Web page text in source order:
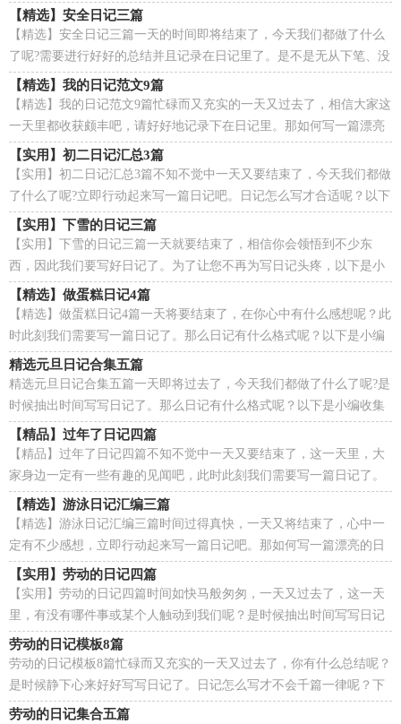
记头疼，下面是小编收集整理的新年日记5篇，仅供参考，...
【精选】安全日记三篇
【精选】安全日记三篇一天的时间即将结束了，今天我们都做了什么
了呢?需要进行好好的总结并且记录在日记里了。是不是无从下笔、没
有头绪？下面是小编帮大家整理的安全日记3篇，仅...
【精选】我的日记范文9篇
【精选】我的日记范文9篇忙碌而又充实的一天又过去了，相信大家这
一天里都收获颇丰吧，请好好地记录下在日记里。那如何写一篇漂亮
的日记呢？下面是小编整理的我的日记9篇，仅供参考...
【实用】初二日记汇总3篇
【实用】初二日记汇总3篇不知不觉中一天又要结束了，今天我们都做
了什么了呢?立即行动起来写一篇日记吧。日记怎么写才合适呢？以下
是小编帮大家整理的【实用】初二日记汇总3篇，...
【实用】下雪的日记三篇
【实用】下雪的日记三篇一天就要结束了，相信你会领悟到不少东
西，因此我们要写好日记了。为了让您不再为写日记头疼，以下是小
编精心整理的下雪的日记4篇，欢迎大家借鉴与参考，希望...
【精选】做蛋糕日记4篇
【精选】做蛋糕日记4篇一天将要结束了，在你心中有什么感想呢？此
时此刻我们需要写一篇日记了。那么日记有什么格式呢？以下是小编
为大家整理的做蛋糕日记4篇，供大家参考借鉴，希望可...
精选元旦日记合集五篇
精选元旦日记合集五篇一天即将过去了，今天我们都做了什么了呢?是
时候抽出时间写写日记了。那么日记有什么格式呢？以下是小编收集
整理的元旦日记6篇，欢迎大家借鉴与参考，希望对大...
【精品】过年了日记四篇
【精品】过年了日记四篇不知不觉中一天又要结束了，这一天里，大
家身边一定有一些有趣的见闻吧，此时此刻我们需要写一篇日记了。
但是却发现不知道该写些什么，下面是小编为大家整理...
【精选】游泳日记汇编三篇
【精选】游泳日记汇编三篇时间过得真快，一天又将结束了，心中一
定有不少感想，立即行动起来写一篇日记吧。那如何写一篇漂亮的日
记呢？下面是小编整理的游泳日记5篇，仅供参考，大家一...
【实用】劳动的日记四篇
【实用】劳动的日记四篇时间如快马般匆匆，一天又过去了，这一天
里，有没有哪件事或某个人触动到我们呢？是时候抽出时间写写日记
了。那如何写一篇漂亮的日记呢？下面是小编整理的劳动...
劳动的日记模板8篇
劳动的日记模板8篇忙碌而又充实的一天又过去了，你有什么总结呢？
是时候静下心来好好写写日记了。日记怎么写才不会千篇一律呢？下
面是小编精心整理的劳动的日记8篇，希望对大家有所...
劳动的日记集合五篇